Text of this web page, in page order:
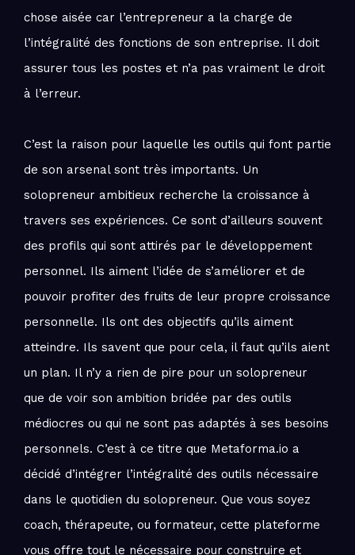
chose aisée car l’entrepreneur a la charge de
l’intégralité des fonctions de son entreprise. Il doit
assurer tous les postes et n’a pas vraiment le droit
à l’erreur.
C’est la raison pour laquelle les outils qui font partie
de son arsenal sont très importants. Un
solopreneur ambitieux recherche la croissance à
travers ses expériences. Ce sont d’ailleurs souvent
des profils qui sont attirés par le développement
personnel. Ils aiment l’idée de s’améliorer et de
pouvoir profiter des fruits de leur propre croissance
personnelle. Ils ont des objectifs qu’ils aiment
atteindre. Ils savent que pour cela, il faut qu’ils aient
un plan. Il n’y a rien de pire pour un solopreneur
que de voir son ambition bridée par des outils
médiocres ou qui ne sont pas adaptés à ses besoins
personnels. C’est à ce titre que Metaforma.io a
décidé d’intégrer l’intégralité des outils nécessaire
dans le quotidien du solopreneur. Que vous soyez
coach, thérapeute, ou formateur, cette plateforme
vous offre tout le nécessaire pour construire et